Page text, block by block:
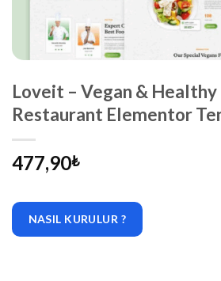
Loveit – Vegan & Healthy
Restaurant Elementor
477,90₺
NASIL KURULUR ?